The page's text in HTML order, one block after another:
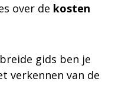
over de kosten
gids ben je
verkennen van de